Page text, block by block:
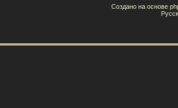
Создано на основе